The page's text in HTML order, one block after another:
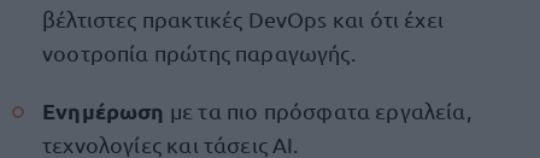
βέλτιστες πρακτικές DevOps και ότι έχει
νοοτροπία πρώτης παραγωγής.
Ενημέρωση με τα πιο πρόσφατα εργαλεία,
τεχνολογίες και τάσεις AI.